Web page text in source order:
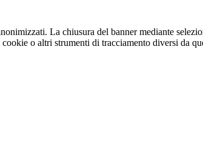
La chiusura del banner mediante
o altri strumenti di tracciamento diversi da